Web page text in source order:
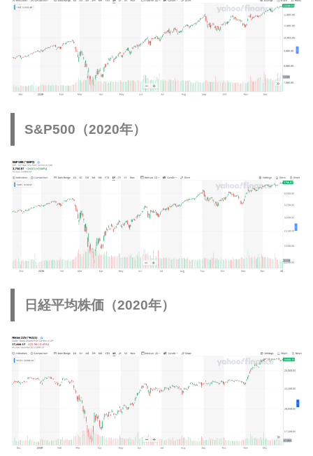
S&P500（2020年）
日経平均株価（2020年）